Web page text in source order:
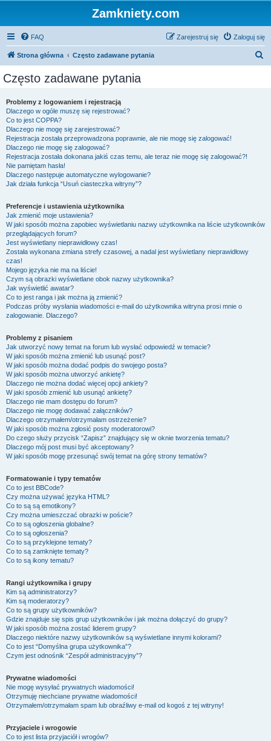
Zamkniety.com
FAQ Zaloguj się
Zarejestruj się
Strona główna Często zadawane pytania
Często zadawane pytania
Problemy z logowaniem i rejestracją
Dlaczego w ogóle muszę się rejestrować?
Co to jest COPPA?
Dlaczego nie mogę się zarejestrować?
Rejestracja została przeprowadzona poprawnie, ale nie mogę się zalogować!
Dlaczego nie mogę się zalogować?
Rejestracja została dokonana jakiś czas temu, ale teraz nie mogę się zalogować?!
Nie pamiętam hasła!
Dlaczego następuje automatyczne wylogowanie?
Jak działa funkcja “Usuń ciasteczka witryny”?
Preferencje i ustawienia użytkownika
Jak zmienić moje ustawienia?
W jaki sposób można zapobiec wyświetlaniu nazwy użytkownika na liście użytkowników
przeglądających forum?
Jest wyświetlany nieprawidłowy czas!
Została wykonana zmiana strefy czasowej, a nadal jest wyświetlany nieprawidłowy
czas!
Mojego języka nie ma na liście!
Czym są obrazki wyświetlane obok nazwy użytkownika?
Jak wyświetlić awatar?
Co to jest ranga i jak można ją zmienić?
Podczas próby wysłania wiadomości e-mail do użytkownika witryna prosi mnie o
zalogowanie. Dlaczego?
Problemy z pisaniem
Jak utworzyć nowy temat na forum lub wysłać odpowiedź w temacie?
W jaki sposób można zmienić lub usunąć post?
W jaki sposób można dodać podpis do swojego posta?
W jaki sposób można utworzyć ankietę?
Dlaczego nie można dodać więcej opcji ankiety?
W jaki sposób zmienić lub usunąć ankietę?
Dlaczego nie mam dostępu do forum?
Dlaczego nie mogę dodawać załączników?
Dlaczego otrzymałem/otrzymałam ostrzeżenie?
W jaki sposób można zgłosić posty moderatorowi?
Do czego służy przycisk “Zapisz” znajdujący się w oknie tworzenia tematu?
Dlaczego mój post musi być akceptowany?
W jaki sposób mogę przesunąć swój temat na górę strony tematów?
Formatowanie i typy tematów
Co to jest BBCode?
Czy można używać języka HTML?
Co to są są emotikony?
Czy można umieszczać obrazki w poście?
Co to są ogłoszenia globalne?
Co to są ogłoszenia?
Co to są przyklejone tematy?
Co to są zamknięte tematy?
Co to są ikony tematu?
Rangi użytkownika i grupy
Kim są administratorzy?
Kim są moderatorzy?
Co to są grupy użytkowników?
Gdzie znajduje się spis grup użytkowników i jak można dołączyć do grupy?
W jaki sposób można zostać liderem grupy?
Dlaczego niektóre nazwy użytkowników są wyświetlane innymi kolorami?
Co to jest “Domyślna grupa użytkownika”?
Czym jest odnośnik “Zespół administracyjny”?
Prywatne wiadomości
Nie mogę wysyłać prywatnych wiadomości!
Otrzymuję niechciane prywatne wiadomości!
Otrzymałem/otrzymałam spam lub obraźliwy e-mail od kogoś z tej witryny!
Przyjaciele i wrogowie
Co to jest lista przyjaciół i wrogów?